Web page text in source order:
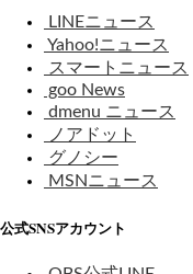
LINEニュース
Yahoo!ニュース
スマートニュース
goo News
dmenu ニュース
ノアドット
グノシー
MSNニュース
公式SNSアカウント